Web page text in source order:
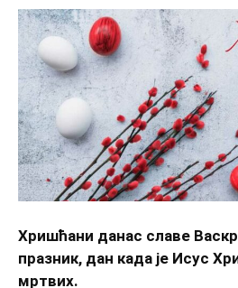
Хришћани данас славе
празник, дан када је Исус
мртвих.